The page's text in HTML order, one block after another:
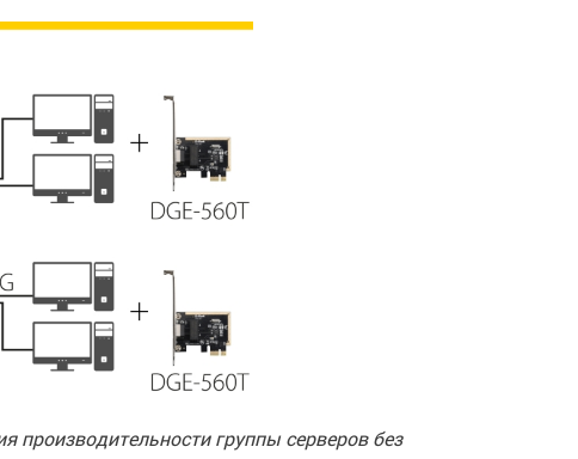
производительности группы серверов без